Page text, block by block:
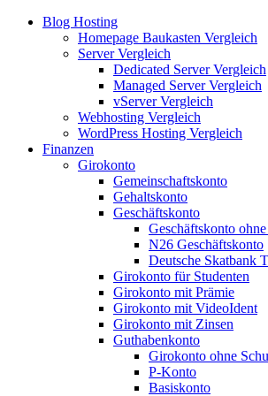
Blog Hosting
Homepage Baukasten Vergleich
Server Vergleich
Dedicated Server Vergleich
Managed Server Vergleich
vServer Vergleich
Webhosting Vergleich
WordPress Hosting Vergleich
Finanzen
Girokonto
Gemeinschaftskonto
Gehaltskonto
Geschäftskonto
Geschäftskonto
N26 Geschäftskonto
Deutsche Skatbank
Girokonto für Studenten
Girokonto mit Prämie
Girokonto mit VideoIdent
Girokonto mit Zinsen
Guthabenkonto
Girokonto ohne
P-Konto
Basiskonto